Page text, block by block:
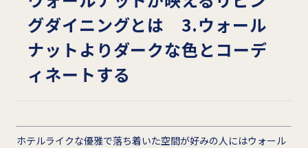
グダイニングとは 3.ウォール
ナットよりダークな色とコーデ
ィネートする
ホテルライクな優雅で落ち着いた空間が好みの人にはウォール